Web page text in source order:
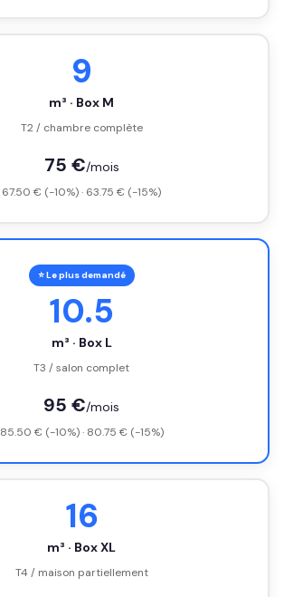
9
m³ · Box M
T2 / chambre complète
75 €/mois
67.50 € (-10%) · 63.75 € (-15%)
⭐ Le plus demandé
10.5
m³ · Box L
T3 / salon complet
95 €/mois
85.50 € (-10%) · 80.75 € (-15%)
16
m³ · Box XL
T4 / maison partiellement